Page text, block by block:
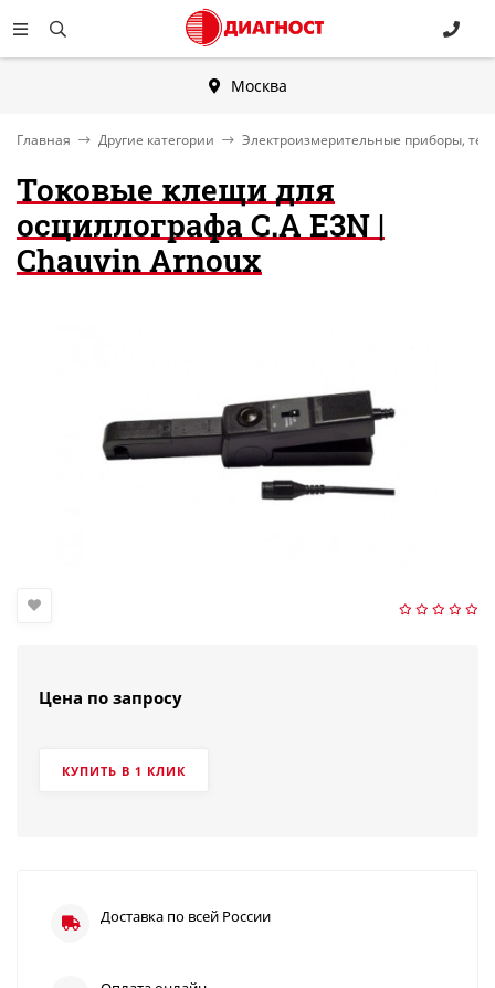
Москва
Главная Другие категории Электроизмерительные приборы,
Токовые клещи для
осциллографа C.A E3N |
Chauvin Arnoux
Цена по запросу
КУПИТЬ В 1 КЛИК
Доставка по всей России